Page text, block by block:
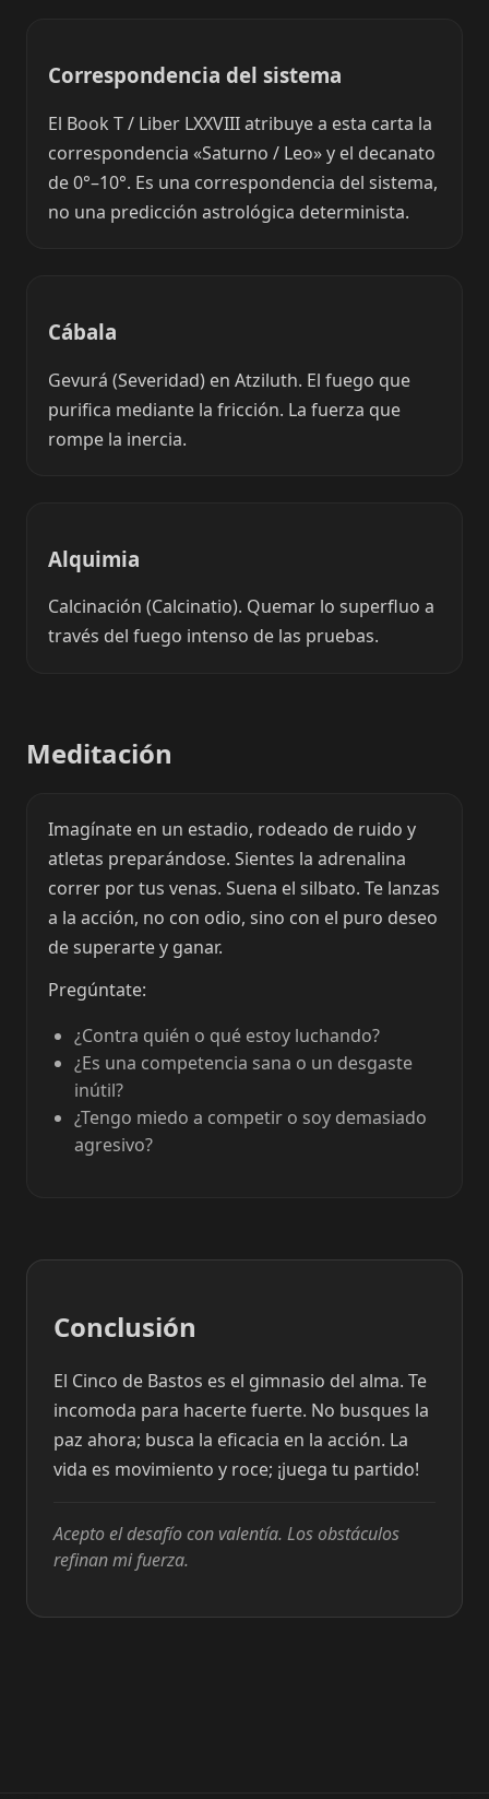
Correspondencia del sistema
El Book T / Liber LXXVIII atribuye a esta carta la
correspondencia «Saturno / Leo» y el decanato
de 0°–10°. Es una correspondencia del sistema,
no una predicción astrológica determinista.
Cábala
Gevurá (Severidad) en Atziluth. El fuego que
purifica mediante la fricción. La fuerza que
rompe la inercia.
Alquimia
Calcinación (Calcinatio). Quemar lo superfluo a
través del fuego intenso de las pruebas.
Meditación
Imagínate en un estadio, rodeado de ruido y
atletas preparándose. Sientes la adrenalina
correr por tus venas. Suena el silbato. Te lanzas
a la acción, no con odio, sino con el puro deseo
de superarte y ganar.
Pregúntate:
¿Contra quién o qué estoy luchando?
¿Es una competencia sana o un desgaste
inútil?
¿Tengo miedo a competir o soy demasiado
agresivo?
Conclusión
El Cinco de Bastos es el gimnasio del alma. Te
incomoda para hacerte fuerte. No busques la
paz ahora; busca la eficacia en la acción. La
vida es movimiento y roce; ¡juega tu partido!
Acepto el desafío con valentía. Los obstáculos
refinan mi fuerza.